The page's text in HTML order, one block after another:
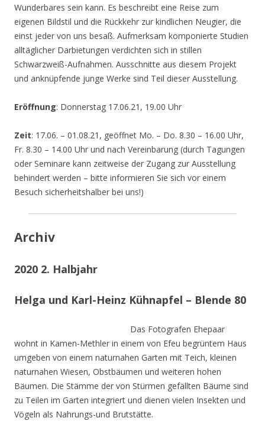
Wunderbares sein kann. Es beschreibt eine Reise zum
eigenen Bildstil und die Rückkehr zur kindlichen Neugier, die
einst jeder von uns besaß. Aufmerksam komponierte Studien
alltäglicher Darbietungen verdichten sich in stillen
Schwarzweiß-Aufnahmen. Ausschnitte aus diesem Projekt
und anknüpfende junge Werke sind Teil dieser Ausstellung.
Eröffnung: Donnerstag 17.06.21, 19.00 Uhr
Zeit: 17.06. – 01.08.21, geöffnet Mo. – Do. 8.30 – 16.00 Uhr,
Fr. 8.30 – 14.00 Uhr und nach Vereinbarung (durch Tagungen
oder Seminare kann zeitweise der Zugang zur Ausstellung
behindert werden – bitte informieren Sie sich vor einem
Besuch sicherheitshalber bei uns!)
Archiv
2020 2. Halbjahr
Helga und Karl-Heinz Kühnapfel – Blende 80
Das Fotografen Ehepaar
wohnt in Kamen-Methler in einem von Efeu begrüntem Haus
umgeben von einem naturnahen Garten mit Teich, kleinen
naturnahen Wiesen, Obstbäumen und weiteren hohen
Bäumen. Die Stämme der von Stürmen gefällten Bäume sind
zu Teilen im Garten integriert und dienen vielen Insekten und
Vögeln als Nahrungs-und Brutstätte.